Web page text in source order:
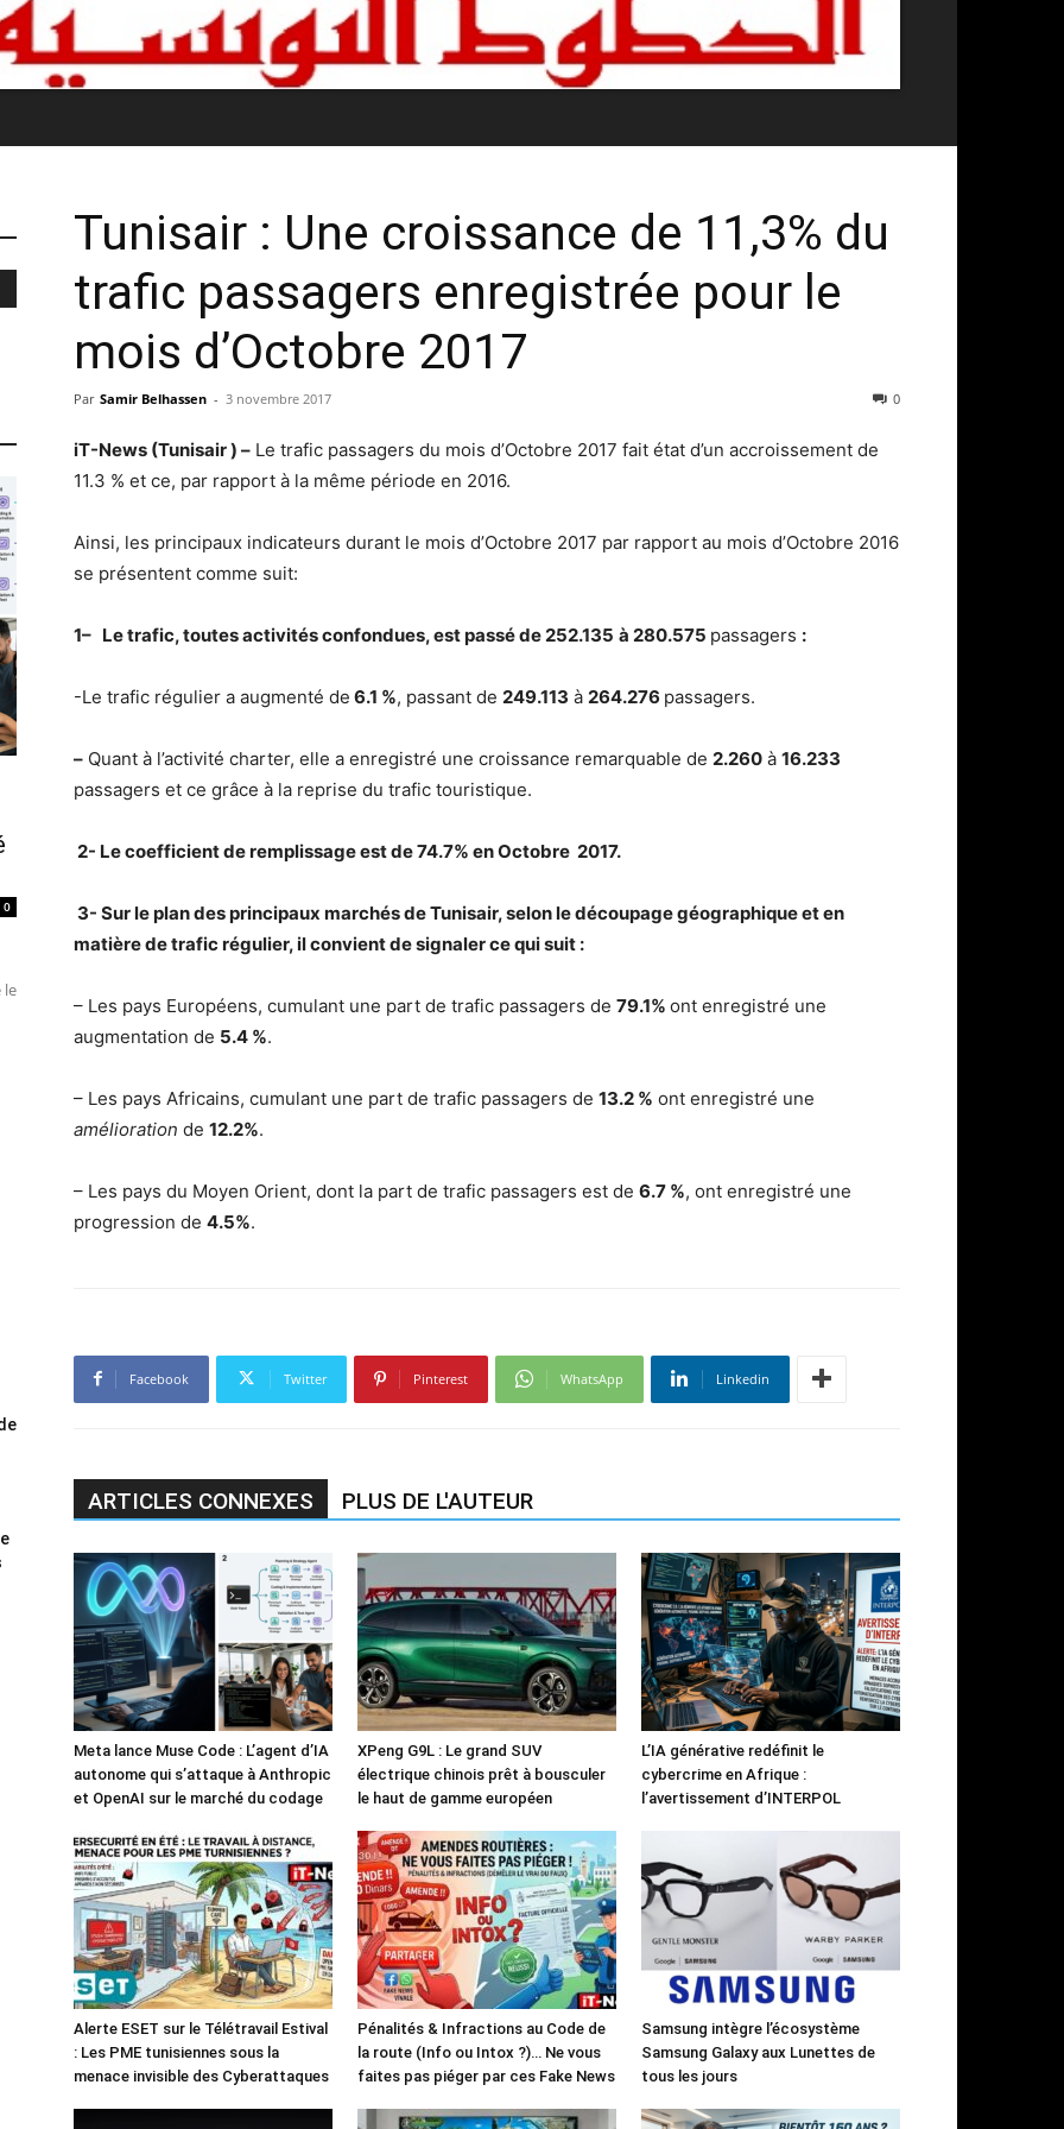
Tunisair : Une croissance de 11,3% du
trafic passagers enregistrée pour le
mois d’Octobre 2017
Par Samir Belhassen - 3 novembre 2017 0
iT-News (Tunisair ) – Le trafic passagers du mois d’Octobre 2017 fait état d’un accroissement de
11.3 % et ce, par rapport à la même période en 2016.
Ainsi, les principaux indicateurs durant le mois d’Octobre 2017 par rapport au mois d’Octobre 2016
se présentent comme suit:
1– Le trafic, toutes activités confondues, est passé de 252.135 à 280.575 passagers :
-Le trafic régulier a augmenté de 6.1 %, passant de 249.113 à 264.276 passagers.
– Quant à l’activité charter, elle a enregistré une croissance remarquable de 2.260 à 16.233
passagers et ce grâce à la reprise du trafic touristique.
2- Le coefficient de remplissage est de74.7% en Octobre 2017.
3- Sur le plan des principaux marchés de Tunisair, selon le découpage géographique et en
matière de trafic régulier, il convient de signaler ce qui suit :
– Les pays Européens, cumulant une part de trafic passagers de 79.1% ont enregistré une
augmentation de 5.4 %.
– Les pays Africains, cumulant une part de trafic passagers de 13.2 % ont enregistré une
amélioration de 12.2%.
– Les pays du Moyen Orient, dont la part de trafic passagers est de 6.7 %, ont enregistré une
progression de 4.5%.
Facebook Twitter Pinterest WhatsApp Linkedin
ARTICLES CONNEXES PLUS DE L'AUTEUR
Meta lance Muse Code : L’agent d’IA
autonome qui s’attaque à Anthropic
et OpenAI sur le marché du codage
XPeng G9L : Le grand SUV
électrique chinois prêt à bousculer
le haut de gamme européen
L’IA générative redéfinit le
cybercrime en Afrique :
l’avertissement d’INTERPOL
Alerte ESET sur le Télétravail Estival
: Les PME tunisiennes sous la
menace invisible des Cyberattaques
Pénalités & Infractions au Code de
la route (Info ou Intox ?)… Ne vous
faites pas piéger par ces Fake News
Samsung intègre l’écosystème
Samsung Galaxy aux Lunettes de
tous les jours
0
le